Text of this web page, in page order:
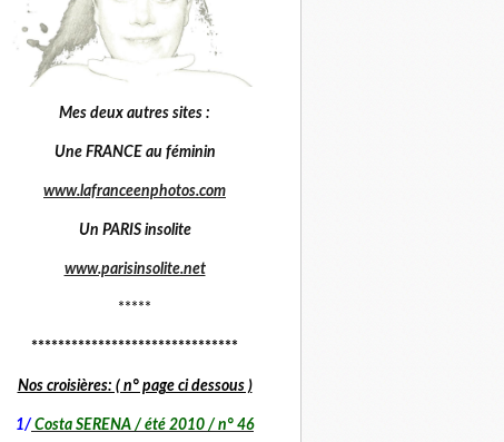
Mes deux autres sites :
Une FRANCE au féminin
www.lafranceenphotos.com
Un PARIS insolite
www.parisinsolite.net
*****
*******************************
Nos croisières: ( n° page ci dessous )
1/ Costa SERENA / été 2010 / n° 46